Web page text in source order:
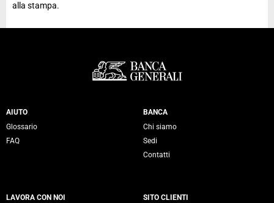
alla stampa.
Servizi Banca Generali
AIUTO
Glossario
FAQ
BANCA
Chi siamo
Sedi
Contatti
LAVORA CON NOI
SITO CLIENTI